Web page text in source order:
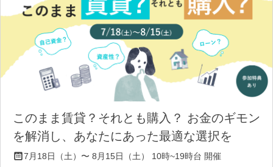
このまま賃貸？それとも購入？ お金のギモン
を解消し、あなたにあった最適な選択を
7月18日（土）〜 8月15日（土） 10時~19時台 開催